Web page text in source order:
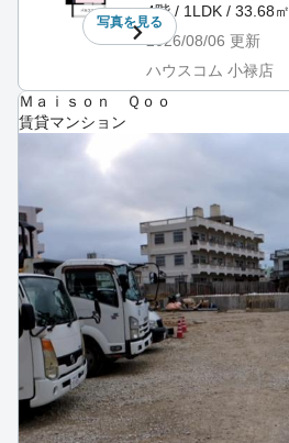
写真を見る
4階 / 1LDK / 33.68㎡
2026/08/06 更新
ハウスコム 小禄店
Ｍａｉｓｏｎ Ｑｏｏ
賃貸マンション